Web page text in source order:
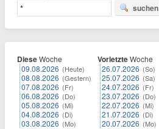
suchen
DieseWoche
09.08.2026 (Heute)
08.08.2026 (Gestern)
07.08.2026 (Fr)
06.08.2026 (Do)
05.08.2026 (Mi)
04.08.2026 (Di)
03.08.2026 (Mo)
VorletzteWoche
26.07.2026 (So)
25.07.2026 (Sa)
24.07.2026 (Fr)
23.07.2026 (Do)
22.07.2026 (Mi)
21.07.2026 (Di)
20.07.2026 (Mo)